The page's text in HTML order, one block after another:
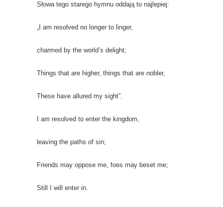
Słowa tego starego hymnu oddają to najlepiej:
„I am resolved no longer to linger,
charmed by the world’s delight;
Things that are higher, things that are nobler,
These have allured my sight”.
I am resolved to enter the kingdom,
leaving the paths of sin;
Friends may oppose me, foes may beset me;
Still I will enter in.